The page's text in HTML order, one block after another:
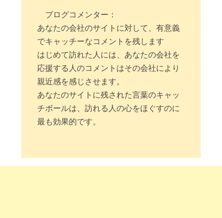
ブログコメンター：
あなたの会社のサイトに対して、有意義
でキャッチーなコメントを残します
はじめて訪れた人には、あなたの会社を
応援する人のコメントはその会社により
親近感を感じさせます。
あなたのサイトに残された言葉のキャッ
チボールは、訪れる人の心をほぐすのに
最も効果的です。